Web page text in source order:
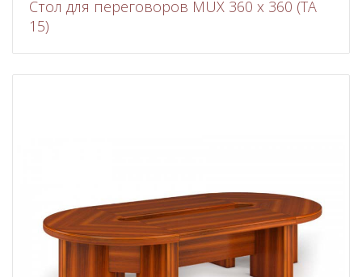
Стол для переговоров MUX 360 x 360 (TA
15)